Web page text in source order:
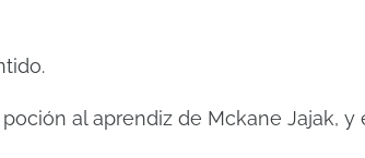
al aprendiz de Mckane Jajak, y